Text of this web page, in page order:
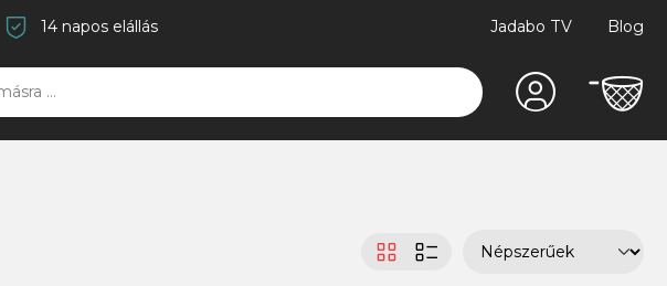
14 napos elállás Jadabo TV Blog